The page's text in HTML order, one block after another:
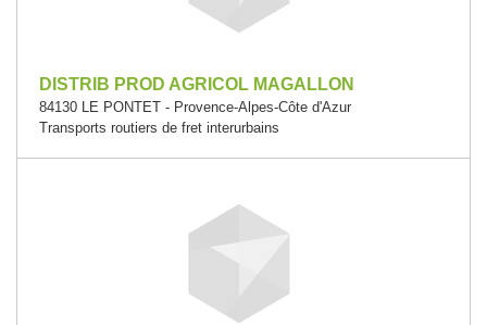
DISTRIB PROD AGRICOL MAGALLON
84130 LE PONTET - Provence-Alpes-Côte d'Azur
Transports routiers de fret interurbains